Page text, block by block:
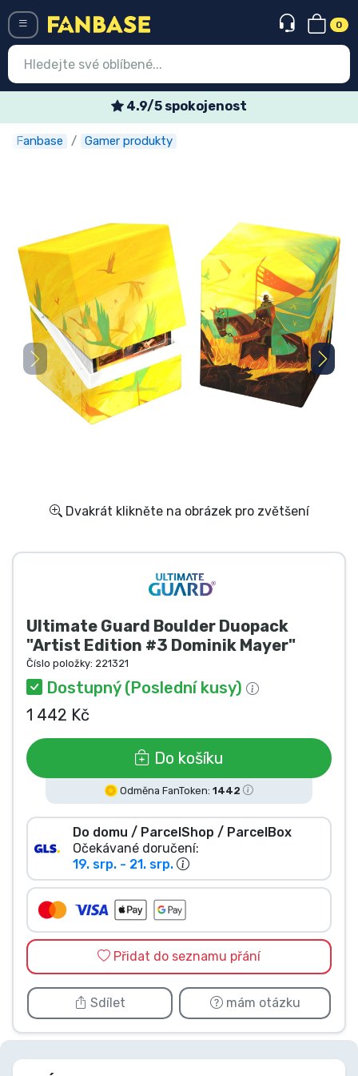
0
4.9/5 spokojenost
Fanbase Gamer produkty
Dvakrát klikněte na obrázek pro zvětšení
Ultimate Guard Boulder Duopack
"Artist Edition #3 Dominik Mayer"
Číslo položky: 221321
Dostupný (Poslední kusy)
1 442 Kč
Do košíku
Odměna FanToken: 1442
Do domu / ParcelShop / ParcelBox
Očekávané doručení:
19. srp. - 21. srp.
Přidat do seznamu přání
Sdílet mám otázku
Vstup
Speciální nabídky
Expresní doručení
Předobjednat
Outlet produkty
Doprava a platba
Seriálové věci
Úžasné věci
Anime věci
Sportovní věci
Hudební věci
Typy produktů
Značky